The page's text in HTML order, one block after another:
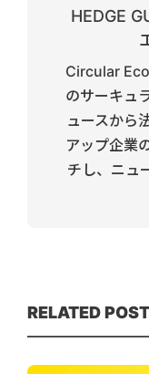
HEDGE
Circular
のサーキュ
ュースから
アップ企業
チし、ニュ
RELATED